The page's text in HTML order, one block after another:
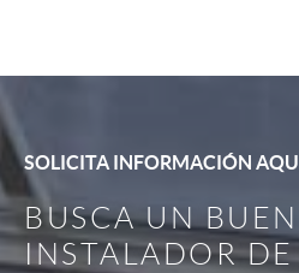
SOLICITA INFORMACIÓN AQUÍ
BUSCA UN BUEN
INSTALADOR DE